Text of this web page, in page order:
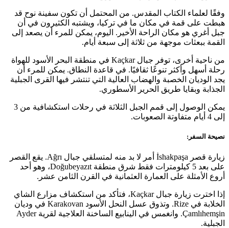
وفقًا لعلماء الكتاب المقدس. من المحتمل أن تكون سفينة نوح قد
هبطت على قمة في مكان ما في تركيا، ويشتبه الكثيرون في أن
جبل أغري هو مكان الراحة الأخير. اليوم، يمكن للمرء أن يصعد إلى
القمة ببعثات موجهة من ثلاثة إلى سبعة أيام.
من ناحية أخرى، توفر جبال Kaçkar في منطقة البحر الأسود للهواة
رحلة أسهل وأكثر تنوعًا ثقافيًا. في قاعدة النطاق. يمكن للمرء أن
يجد الوديان الخصبة والهضاب العالية التي تنتشر فيها القرى الجبلية
الجذابة وبقايا طريق الحرير الأسطوري.
يمكن الوصول إلى قمم الجبل الثلاثة في رحلات استكشافية من 3
إلى 4 أيام متفاوتة الصعوبات.
نصيحة السفر:
زيارة قصر İshakpaşa أمر لا بد منه لمتسلقي جبال Ağrı. يقع القصر
على بعد 5 كيلومترات فقط شرق منطقة Doğubeyazıt، وهو أحد
أروع الأمثلة على العمارة العثمانية في القرن الثامن عشر.
إذا اخترت زيارة جبال Kaçkar، فتأكد من استكشاف مزارع الشاي
الخلابة في Rize. وتذوق عسل النحل الأسود Karakovan في وديان
Çamlıhemşin. وانغمس في الينابيع الساخنة العلاجية لقرية Ayder
الجبلية.